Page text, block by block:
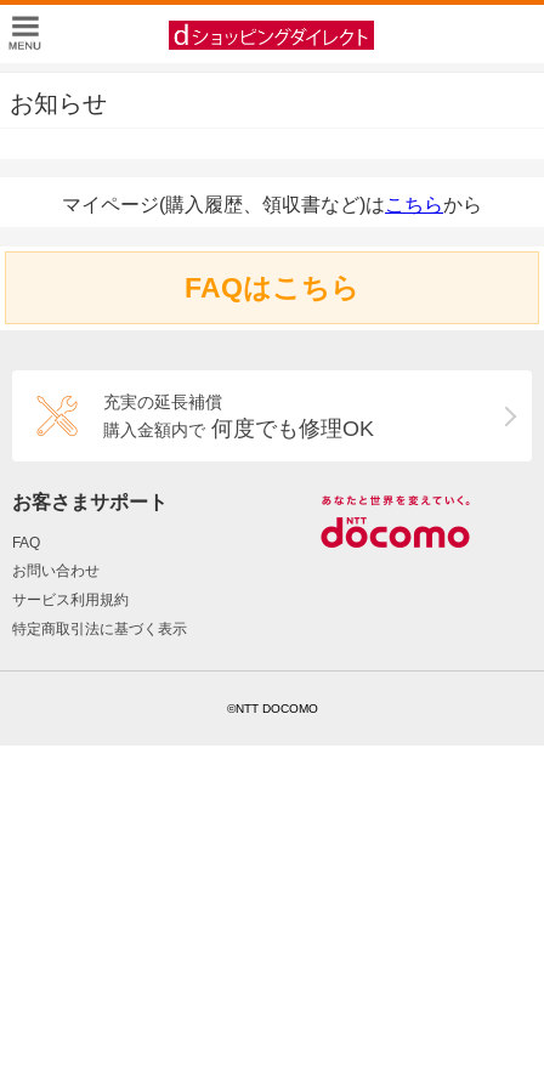
お知らせ
マイページ(購入履歴、領収書など)はこちらから
FAQはこちら
充実の延長補償
購入金額内で 何度でも修理OK
お客さまサポート
FAQ
お問い合わせ
サービス利用規約
特定商取引法に基づく表示
©NTT DOCOMO